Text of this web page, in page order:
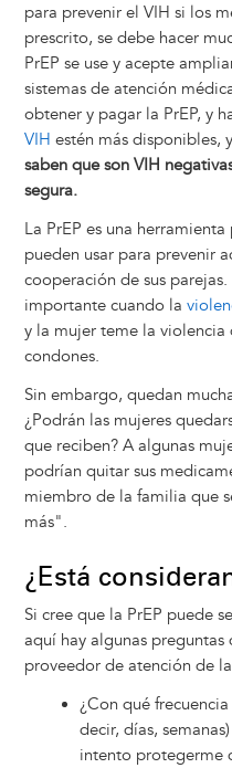
para prevenir el VIH si los
prescrito, se debe hacer
PrEP se use y acepte
sistemas de atención
obtener y pagar la PrEP, y
VIH estén más disponibles,
saben que son VIH
segura.
La PrEP es una
pueden usar para prevenir
cooperación de sus
importante cuando la
y la mujer teme la violencia
condones.
Sin embargo, quedan
¿Podrán las mujeres
que reciben? A algunas
podrían quitar sus
miembro de la familia que
más".
¿Está
Si cree que la PrEP puede
aquí hay algunas
proveedor de atención de
¿Con qué
decir, días,
intento protegerme